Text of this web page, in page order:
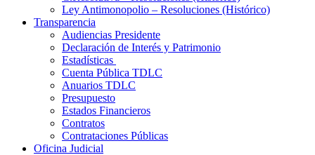
Ley Antimonopolio – Resoluciones (Histórico)
Transparencia
Audiencias Presidente
Declaración de Interés y Patrimonio
Estadísticas
Cuenta Pública TDLC
Anuarios TDLC
Presupuesto
Estados Financieros
Contratos
Contrataciones Públicas
Oficina Judicial